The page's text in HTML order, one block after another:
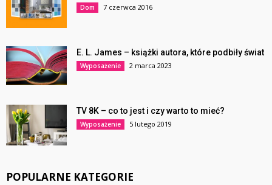
Dom 7 czerwca 2016
E. L. James – książki autora, które podbiły świat
Wyposażenie 2 marca 2023
TV 8K – co to jest i czy warto to mieć?
Wyposażenie 5 lutego 2019
POPULARNE KATEGORIE